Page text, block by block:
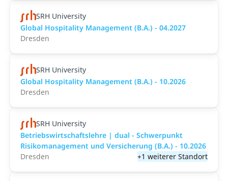
SRH University
Global Hospitality Management (B.A.) - 04.2027
Dresden
SRH University
Global Hospitality Management (B.A.) - 10.2026
Dresden
SRH University
Betriebswirtschaftslehre | dual - Schwerpunkt
Risikomanagement und Versicherung (B.A.) - 10.2026
Dresden
+1 weiterer Standort